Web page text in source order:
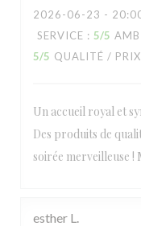
2026-06-23 -
SERVICE : 5/5
5/5 QUALITÉ / PRIX
Un accueil royal et
Des produits de
soirée merveilleuse !
esther L